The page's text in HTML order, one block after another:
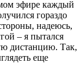
эфире каждый
гораздо
надеюсь,
– я пытался
дистанцию. Так,
еще